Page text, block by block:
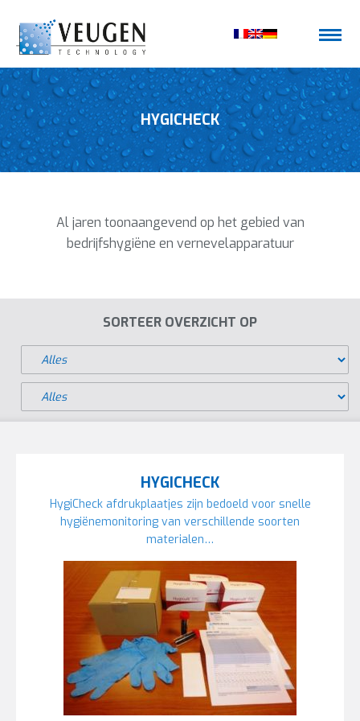
HYGICHECK
Al jaren toonaangevend op het gebied van
bedrijfshygiëne en vernevelapparatuur
SORTEER OVERZICHT OP
HYGICHECK
HygiCheck afdrukplaatjes zijn bedoeld voor snelle
hygiënemonitoring van verschillende soorten
materialen…